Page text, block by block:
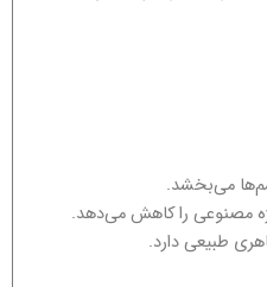
می‌بخشد.
مژه مصنوعی را کاهش می‌دهد.
طبیعی دارد.